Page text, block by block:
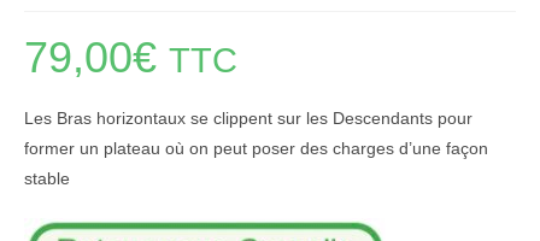
79,00€ TTC
Les Bras horizontaux se clippent sur les Descendants pour
former un plateau où on peut poser des charges d’une façon
stable